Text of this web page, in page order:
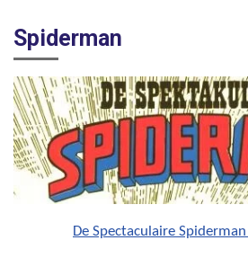
Spiderman
De Spectaculaire